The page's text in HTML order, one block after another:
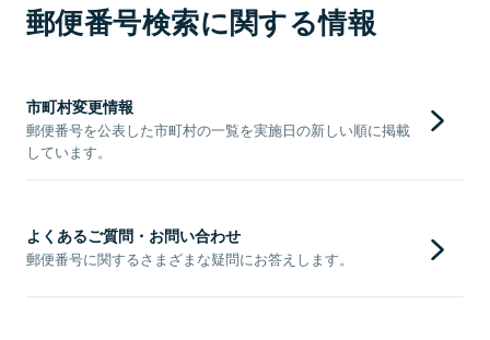
郵便番号検索に関する情報
市町村変更情報
郵便番号を公表した市町村の一覧を実施日の新しい順に掲載
しています。
よくあるご質問・お問い合わせ
郵便番号に関するさまざまな疑問にお答えします。